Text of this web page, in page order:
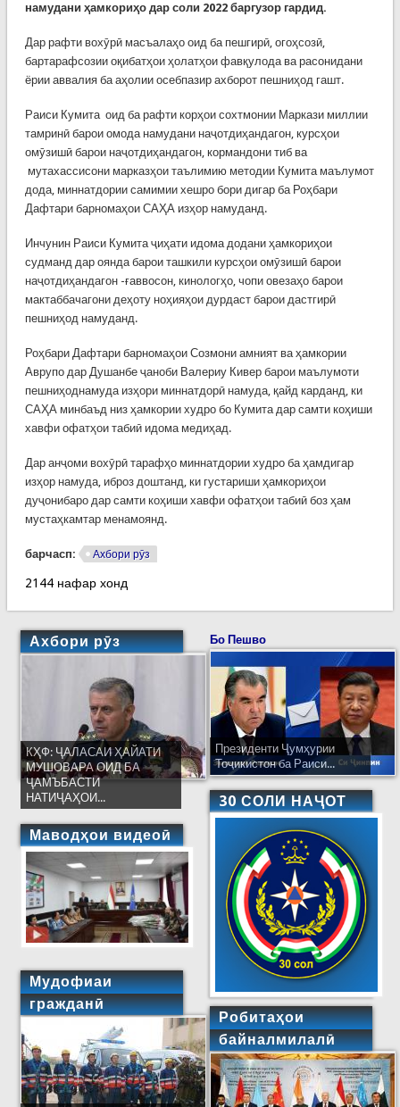
намудани ҳамкориҳо дар соли 2022 баргузор гардид.
Дар рафти вохӯрӣ масъалаҳо оид ба пешгирӣ, огоҳсозӣ,
бартарафсозии оқибатҳои ҳолатҳои фавқулода ва расонидани
ёрии аввалия ба аҳолии осебпазир ахборот пешниҳод гашт.
Раиси Кумита оид ба рафти корҳои сохтмонии Маркази миллии
тамринӣ барои омода намудани наҷотдиҳандагон, курсҳои
омӯзишӣ барои наҷотдиҳандагон, кормандони тиб ва
мутахассисони марказҳои таълимию методии Кумита маълумот
дода, миннатдории самимии хешро бори дигар ба Роҳбари
Дафтари барномаҳои САҲА изҳор намуданд.
Инчунин Раиси Кумита ҷиҳати идома додани ҳамкориҳои
судманд дар оянда барои ташкили курсҳои омӯзишӣ барои
наҷотдиҳандагон -ғаввосон, кинологҳо, чопи овезаҳо барои
мактаббачагони деҳоту ноҳияҳои дурдаст барои дастгирӣ
пешниҳод намуданд.
Роҳбари Дафтари барномаҳои Созмони амният ва ҳамкории
Аврупо дар Душанбе ҷаноби Валериу Кивер барои маълумоти
пешниҳоднамуда изҳори миннатдорӣ намуда, қайд карданд, ки
САҲА минбаъд низ ҳамкории худро бо Кумита дар самти коҳиши
хавфи офатҳои табиӣ идома медиҳад.
Дар анҷоми вохӯрӣ тарафҳо миннатдории худро ба ҳамдигар
изҳор намуда, иброз доштанд, ки густариши ҳамкориҳои
дуҷонибаро дар самти коҳиши хавфи офатҳои табиӣ боз ҳам
мустаҳкамтар менамоянд.
барчасп: Ахбори рӯз
2144 нафар хонд
Ахбори рӯз
КҲФ: ҶАЛАСАИ ҲАЙАТИ
МУШОВАРА ОИД БА
ҶАМЪБАСТИ
НАТИҶАҲОИ...
Маводҳои видеоӣ
Мудофиаи
гражданӣ
Бо Пешво
Президенти Ҷумҳурии
Тоҷикистон ба Раиси...
30 СОЛИ НАҶОТ
Робитаҳои
байналмилалӣ